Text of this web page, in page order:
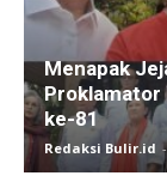
Menapak
Proklamator
ke-81
Redaksi Bulir.id -